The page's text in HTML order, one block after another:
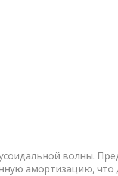
волны.
амортизацию, что